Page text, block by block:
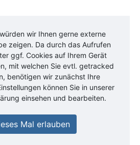
wir Ihnen gerne externe
zeigen. Da durch das Aufrufen
ggf. Cookies auf Ihrem Gerät
mit welchen Sie evtl. getracked
benötigen wir zunächst Ihre
können Sie in unserer
einsehen und bearbeiten.
Mal erlauben